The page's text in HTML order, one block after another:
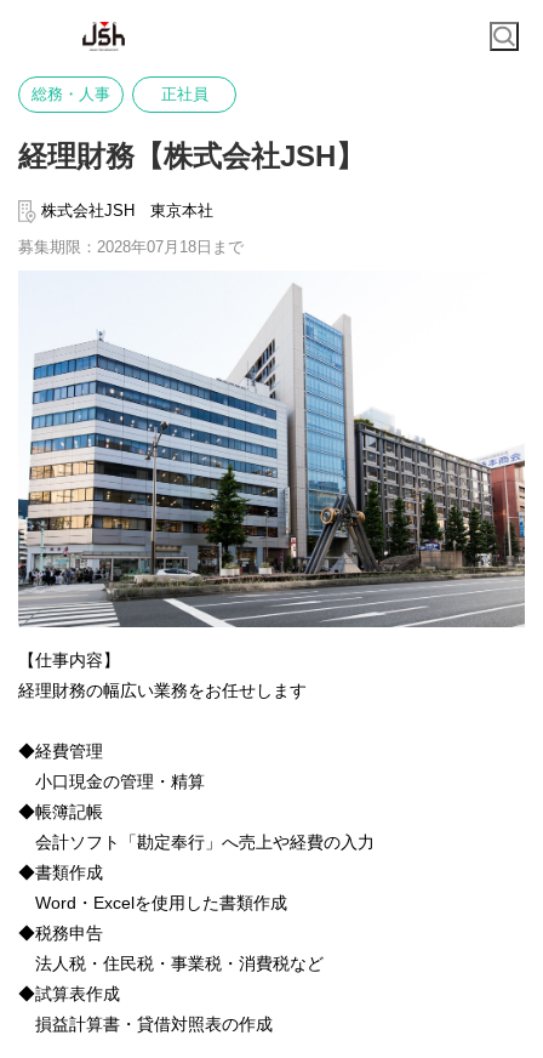
総務・人事 正社員
経理財務【株式会社JSH】
株式会社JSH 東京本社
募集期限：2028年07月18日まで
【仕事内容】
経理財務の幅広い業務をお任せします
◆経費管理
小口現金の管理・精算
◆帳簿記帳
会計ソフト「勘定奉行」へ売上や経費の入力
◆書類作成
Word・Excelを使用した書類作成
◆税務申告
法人税・住民税・事業税・消費税など
◆試算表作成
損益計算書・貸借対照表の作成